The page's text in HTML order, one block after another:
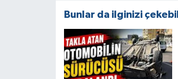
Bunlar da ilginizi